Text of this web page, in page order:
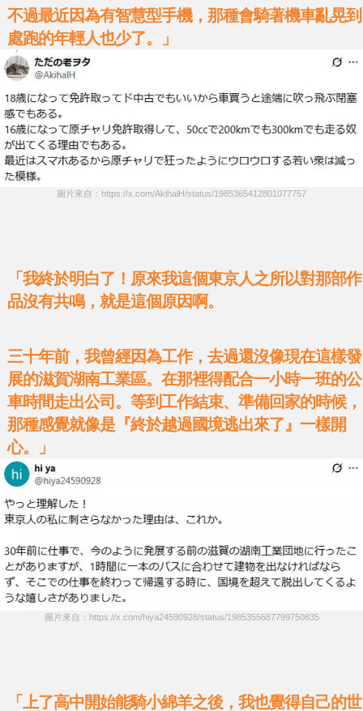
不過最近因為有智慧型手機，那種會騎著機車亂晃到
處跑的年輕人也少了。」
圖片來自：https://x.com/AkihalH/status/1985365412801077757
「我終於明白了！原來我這個東京人之所以對那部作
品沒有共鳴，就是這個原因啊。
三十年前，我曾經因為工作，去過還沒像現在這樣發
展的滋賀湖南工業區。在那裡得配合一小時一班的公
車時間走出公司。等到工作結束、準備回家的時候，
那種感覺就像是『終於越過國境逃出來了』一樣開
心。」
圖片來自：https://x.com/hiya24590928/status/1985355687799750835
「上了高中開始能騎小綿羊之後，我也覺得自己的世